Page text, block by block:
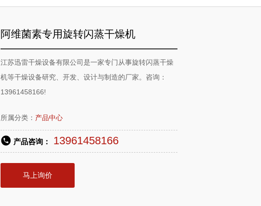
阿维菌素专用旋转闪蒸干燥机
江苏迅雷干燥设备有限公司是一家专门从事旋转闪蒸干燥
机等干燥设备研究、开发、设计与制造的厂家。咨询：
13961458166!
所属分类： 产品中心
产品咨询： 13961458166
马上询价